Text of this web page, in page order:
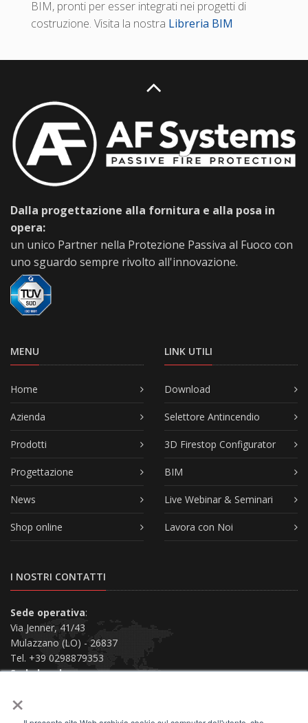
×
BIM, pronti per esser integrati nei progetti di
costruzione. Visita la nostra Libreria BIM
Dalla progettazione alla fornitura e alla posa in
opera:
un unico Partner nella Protezione Passiva al Fuoco con
uno sguardo sempre rivolto all'innovazione.
MENU
Home
Azienda
Prodotti
Progettazione
News
Shop online
LINK UTILI
Download
Selettore Antincendio
3D Firestop Configurator
BIM
Live Webinar & Seminari
Lavora con Noi
I NOSTRI CONTATTI
Sede operativa:
Via Jenner, 41/43
Mulazzano (LO) - 26837
Tel. +39 0298879353
Sede legale:
Piacenza (PC) - 29121